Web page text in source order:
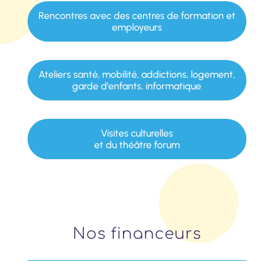
Rencontres avec des centres de formation et
employeurs
Ateliers santé, mobilité, addictions, logement,
garde d’enfants, informatique
Visites culturelles
et du théâtre forum
Nos financeurs